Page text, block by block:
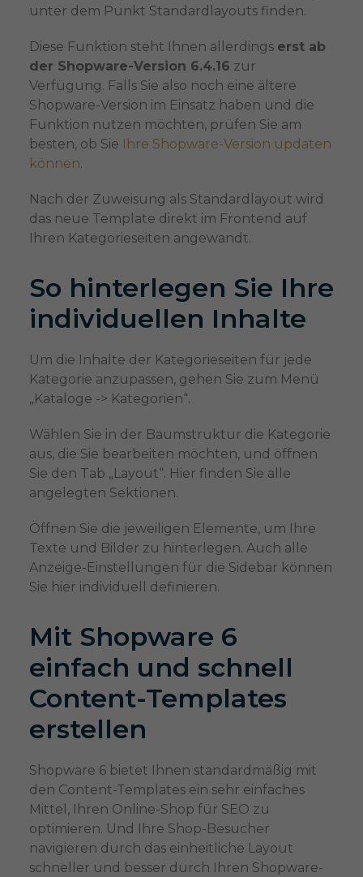
unter dem Punkt Standardlayouts finden.
Diese Funktion steht Ihnen allerdings erst ab
der Shopware-Version 6.4.16 zur
Verfügung. Falls Sie also noch eine ältere
Shopware-Version im Einsatz haben und die
Funktion nutzen möchten, prüfen Sie am
besten, ob Sie
Ihre Shopware-Version updaten
können.
Nach der Zuweisung als Standardlayout wird
das neue Template direkt im Frontend auf
Ihren Kategorieseiten angewandt.
So hinterlegen Sie Ihre
individuellen Inhalte
Um die Inhalte der Kategorieseiten für jede
Kategorie anzupassen, gehen Sie zum Menü
„Kataloge -> Kategorien“.
Wählen Sie in der Baumstruktur die Kategorie
aus, die Sie bearbeiten möchten, und öffnen
Sie den Tab „Layout“. Hier finden Sie alle
angelegten Sektionen.
Öffnen Sie die jeweiligen Elemente, um Ihre
Texte und Bilder zu hinterlegen. Auch alle
Anzeige-Einstellungen für die Sidebar können
Sie hier individuell definieren.
Mit Shopware 6
einfach und schnell
Content-Templates
erstellen
Shopware 6 bietet Ihnen standardmäßig mit
den Content-Templates ein sehr einfaches
Mittel, Ihren Online-Shop für SEO zu
optimieren. Und Ihre Shop-Besucher
navigieren durch das einheitliche Layout
schneller und besser durch Ihren Shopware-